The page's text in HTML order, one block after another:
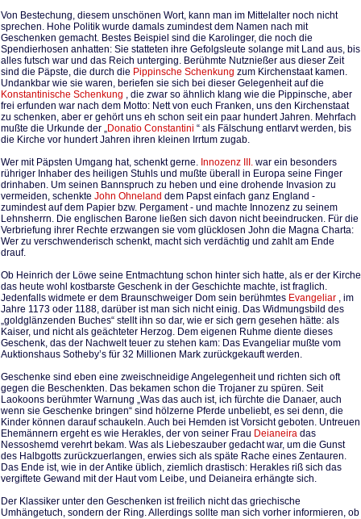
Von Bestechung, diesem unschönen Wort, kann man im Mittelalter noch nicht
sprechen. Hohe Politik wurde damals zumindest dem Namen nach mit
Geschenken gemacht. Bestes Beispiel sind die Karolinger, die noch die
Spendierhosen anhatten: Sie statteten ihre Gefolgsleute solange mit Land aus, bis
alles futsch war und das Reich unterging. Berühmte Nutznießer aus dieser Zeit
sind die Päpste, die durch die Pippinsche Schenkung zum Kirchenstaat kamen.
Undankbar wie sie waren, beriefen sie sich bei dieser Gelegenheit auf die
Konstantinische Schenkung , die zwar so ähnlich klang wie die Pippinsche, aber
frei erfunden war nach dem Motto: Nett von euch Franken, uns den Kirchenstaat
zu schenken, aber er gehört uns eh schon seit ein paar hundert Jahren. Mehrfach
mußte die Urkunde der „Donatio Constantini “ als Fälschung entlarvt werden, bis
die Kirche vor hundert Jahren ihren kleinen Irrtum zugab.
Wer mit Päpsten Umgang hat, schenkt gerne. Innozenz III. war ein besonders
rühriger Inhaber des heiligen Stuhls und mußte überall in Europa seine Finger
drinhaben. Um seinen Bannspruch zu heben und eine drohende Invasion zu
vermeiden, schenkte John Ohneland dem Papst einfach ganz England -
zumindest auf dem Papier bzw. Pergament - und machte Innozenz zu seinem
Lehnsherrn. Die englischen Barone ließen sich davon nicht beeindrucken. Für die
Verbriefung ihrer Rechte erzwangen sie vom glücklosen John die Magna Charta:
Wer zu verschwenderisch schenkt, macht sich verdächtig und zahlt am Ende
drauf.
Ob Heinrich der Löwe seine Entmachtung schon hinter sich hatte, als er der Kirche
das heute wohl kostbarste Geschenk in der Geschichte machte, ist fraglich.
Jedenfalls widmete er dem Braunschweiger Dom sein berühmtes Evangeliar , im
Jahre 1173 oder 1188, darüber ist man sich nicht einig. Das Widmungsbild des
„goldglänzenden Buches“ stellt ihn so dar, wie er sich gern gesehen hätte: als
Kaiser, und nicht als geächteter Herzog. Dem eigenen Ruhme diente dieses
Geschenk, das der Nachwelt teuer zu stehen kam: Das Evangeliar mußte vom
Auktionshaus Sotheby’s für 32 Millionen Mark zurückgekauft werden.
Geschenke sind eben eine zweischneidige Angelegenheit und richten sich oft
gegen die Beschenkten. Das bekamen schon die Trojaner zu spüren. Seit
Laokoons berühmter Warnung „Was das auch ist, ich fürchte die Danaer, auch
wenn sie Geschenke bringen“ sind hölzerne Pferde unbeliebt, es sei denn, die
Kinder können darauf schaukeln. Auch bei Hemden ist Vorsicht geboten. Untreuen
Ehemännern ergeht es wie Herakles, der von seiner Frau Deianeira das
Nessoshemd verehrt bekam. Was als Liebeszauber gedacht war, um die Gunst
des Halbgotts zurückzuerlangen, erwies sich als späte Rache eines Zentauren.
Das Ende ist, wie in der Antike üblich, ziemlich drastisch: Herakles riß sich das
vergiftete Gewand mit der Haut vom Leibe, und Deianeira erhängte sich.
Der Klassiker unter den Geschenken ist freilich nicht das griechische
Umhängetuch, sondern der Ring. Allerdings sollte man sich vorher informieren, ob